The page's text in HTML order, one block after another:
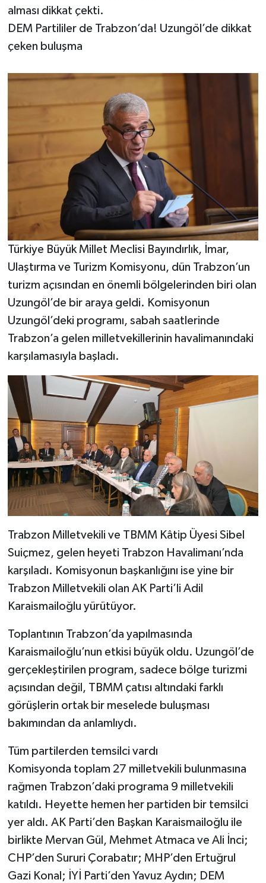
alması dikkat çekti.
DEM Partililer de Trabzon’da! Uzungöl’de dikkat
çeken buluşma
Türkiye Büyük Millet Meclisi Bayındırlık, İmar,
Ulaştırma ve Turizm Komisyonu, dün Trabzon’un
turizm açısından en önemli bölgelerinden biri olan
Uzungöl’de bir araya geldi. Komisyonun
Uzungöl’deki programı, sabah saatlerinde
Trabzon’a gelen milletvekillerinin havalimanındaki
karşılamasıyla başladı.
Trabzon Milletvekili ve TBMM Kâtip Üyesi Sibel
Suiçmez, gelen heyeti Trabzon Havalimanı’nda
karşıladı. Komisyonun başkanlığını ise yine bir
Trabzon Milletvekili olan AK Parti’li Adil
Karaismailoğlu yürütüyor.
Toplantının Trabzon’da yapılmasında
Karaismailoğlu’nun etkisi büyük oldu. Uzungöl’de
gerçekleştirilen program, sadece bölge turizmi
açısından değil, TBMM çatısı altındaki farklı
görüşlerin ortak bir meselede buluşması
bakımından da anlamlıydı.
Tüm partilerden temsilci vardı
Komisyonda toplam 27 milletvekili bulunmasına
rağmen Trabzon’daki programa 9 milletvekili
katıldı. Heyette hemen her partiden bir temsilci
yer aldı. AK Parti’den Başkan Karaismailoğlu ile
birlikte Mervan Gül, Mehmet Atmaca ve Ali İnci;
CHP’den Sururi Çorabatır; MHP’den Ertuğrul
Gazi Konal; İYİ Parti’den Yavuz Aydın; DEM